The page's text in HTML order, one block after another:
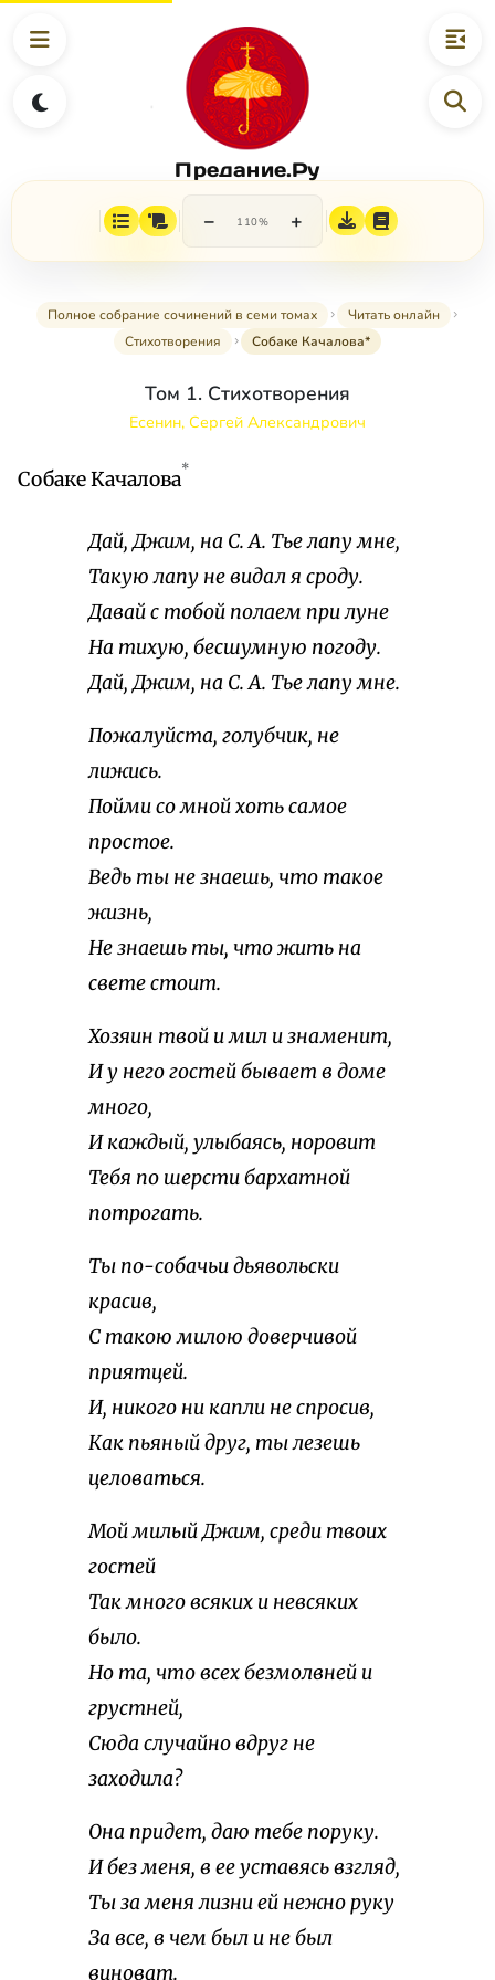
Предание.Ру
− 110% +
Полное собрание сочинений в семи томах
Читать онлайн
Стихотворения
Собаке Качалова*
Том 1. Стихотворения
Есенин, Сергей Александрович
Собаке Качалова*
Дай, Джим, на С. А. Тье лапу мне,
Такую лапу не видал я сроду.
Давай с тобой полаем при луне
На тихую, бесшумную погоду.
Дай, Джим, на С. А. Тье лапу мне.
Пожалуйста, голубчик, не
лижись.
Пойми со мной хоть самое
простое.
Ведь ты не знаешь, что такое
жизнь,
Не знаешь ты, что жить на
свете стоит.
Хозяин твой и мил и знаменит,
И у него гостей бывает в доме
много,
И каждый, улыбаясь, норовит
Тебя по шерсти бархатной
потрогать.
Ты по-собачьи дьявольски
красив,
С такою милою доверчивой
приятцей.
И, никого ни капли не спросив,
Как пьяный друг, ты лезешь
целоваться.
Мой милый Джим, среди твоих
гостей
Так много всяких и невсяких
было.
Но та, что всех безмолвней и
грустней,
Сюда случайно вдруг не
заходила?
Она придет, даю тебе поруку.
И без меня, в ее уставясь взгляд,
Ты за меня лизни ей нежно руку
За все, в чем был и не был
виноват.